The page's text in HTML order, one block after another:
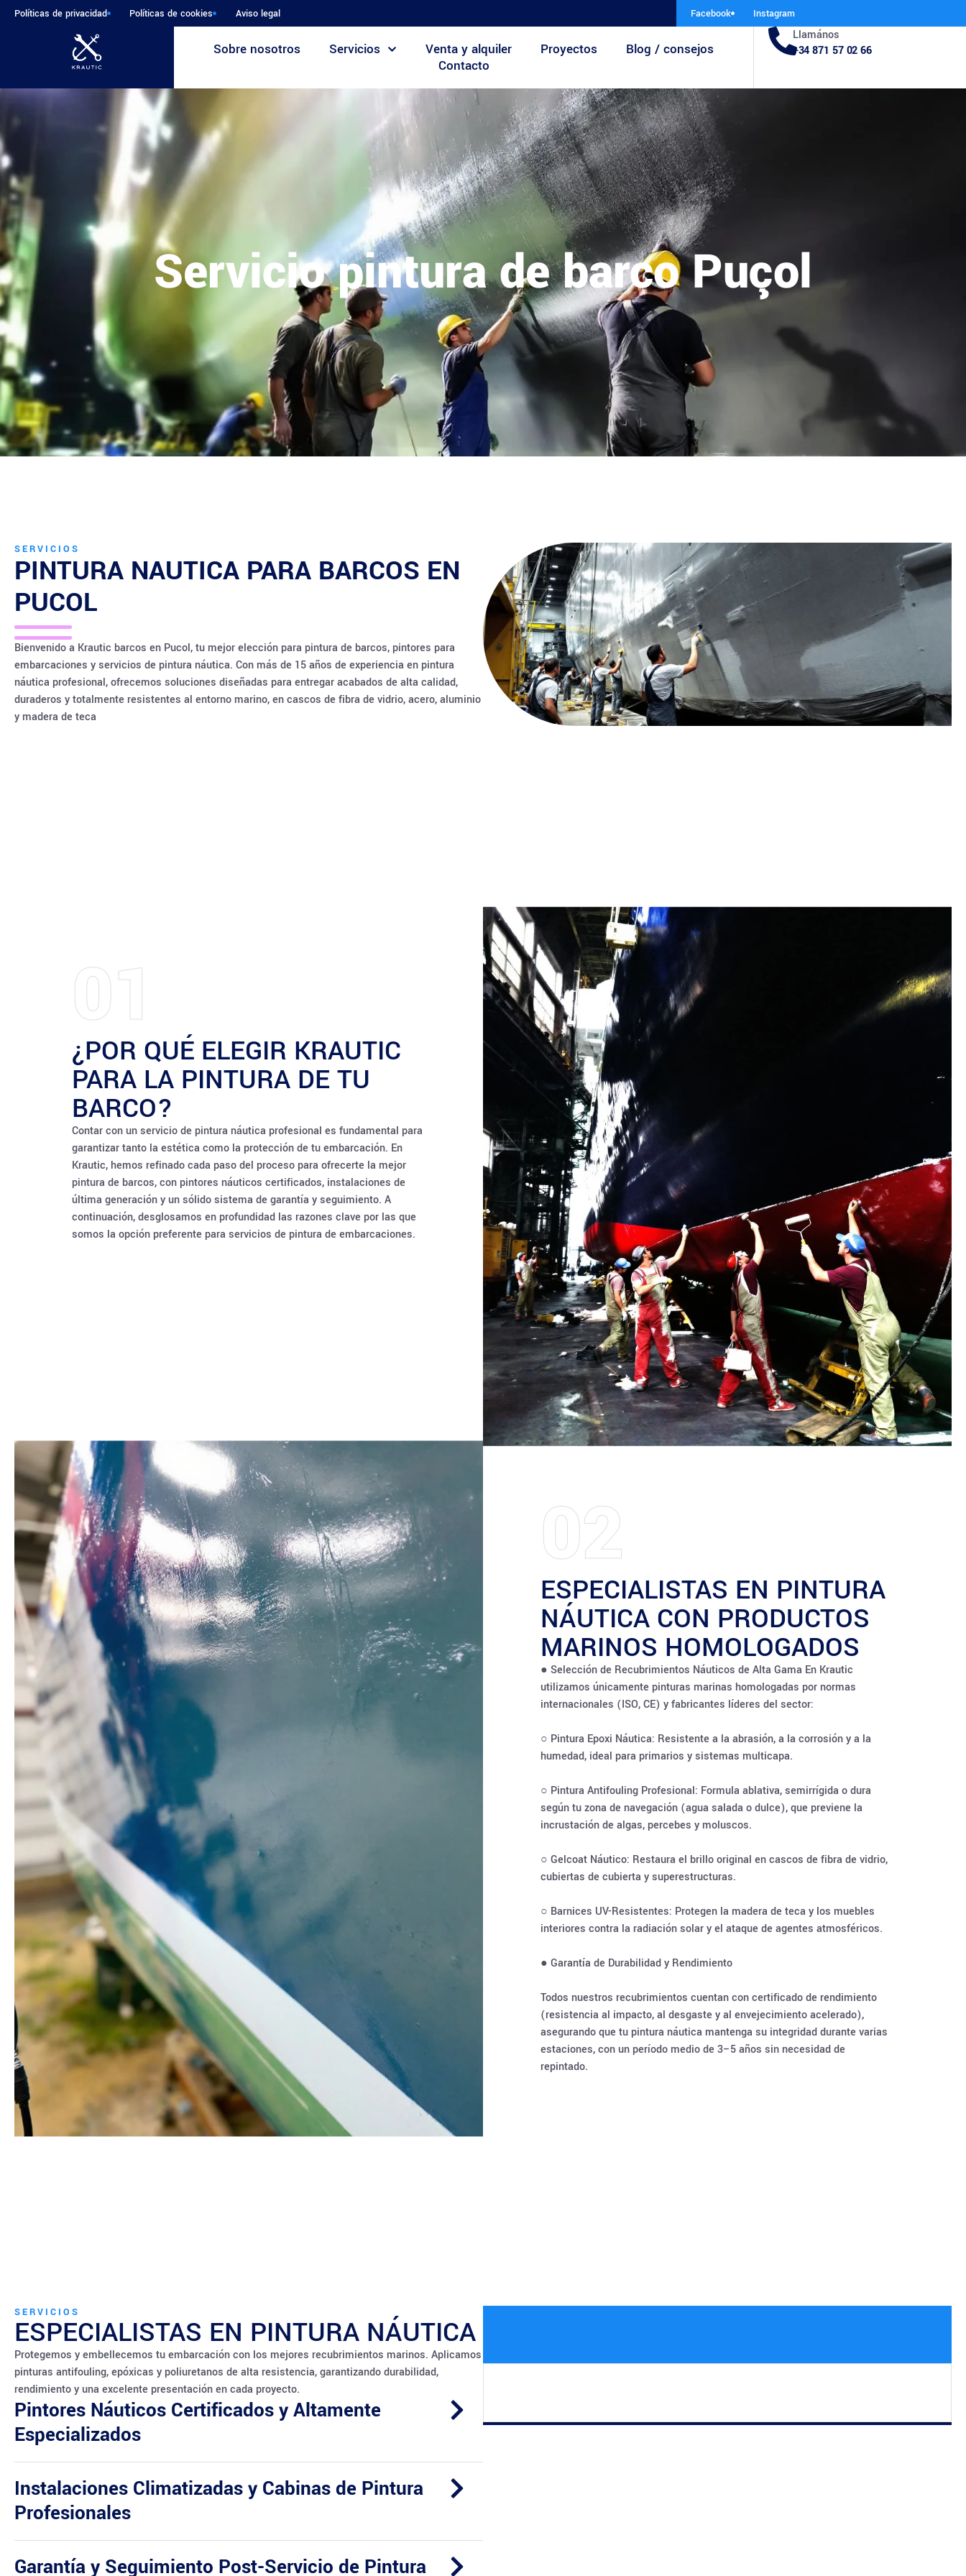
Políticas de privacidad Políticas de cookies Aviso legal Facebook Instagram
Sobre nosotros Servicios Venta y alquiler Proyectos
Blog / consejos
Contacto
Llamános
+34 871 57 02 66
Servicio pintura de barco Puçol
SERVICIOS
PINTURA NAUTICA PARA BARCOS EN
PUCOL
Bienvenido a Krautic barcos en Pucol, tu mejor elección para pintura de barcos, pintores para
embarcaciones y servicios de pintura náutica. Con más de 15 años de experiencia en pintura
náutica profesional, ofrecemos soluciones diseñadas para entregar acabados de alta calidad,
duraderos y totalmente resistentes al entorno marino, en cascos de fibra de vidrio, acero, aluminio
y madera de teca
01
¿POR QUÉ ELEGIR KRAUTIC
PARA LA PINTURA DE TU
BARCO?
Contar con un servicio de pintura náutica profesional es fundamental para
garantizar tanto la estética como la protección de tu embarcación. En
Krautic, hemos refinado cada paso del proceso para ofrecerte la mejor
pintura de barcos, con pintores náuticos certificados, instalaciones de
última generación y un sólido sistema de garantía y seguimiento. A
continuación, desglosamos en profundidad las razones clave por las que
somos la opción preferente para servicios de pintura de embarcaciones.
02
ESPECIALISTAS EN PINTURA
NÁUTICA CON PRODUCTOS
MARINOS HOMOLOGADOS
● Selección de Recubrimientos Náuticos de Alta Gama En Krautic
utilizamos únicamente pinturas marinas homologadas por normas
internacionales (ISO, CE) y fabricantes líderes del sector:
○ Pintura Epoxi Náutica: Resistente a la abrasión, a la corrosión y a la
humedad, ideal para primarios y sistemas multicapa.
○ Pintura Antifouling Profesional: Formula ablativa, semirrígida o dura
según tu zona de navegación (agua salada o dulce), que previene la
incrustación de algas, percebes y moluscos.
○ Gelcoat Náutico: Restaura el brillo original en cascos de fibra de vidrio,
cubiertas de cubierta y superestructuras.
○ Barnices UV-Resistentes: Protegen la madera de teca y los muebles
interiores contra la radiación solar y el ataque de agentes atmosféricos.
● Garantía de Durabilidad y Rendimiento
Todos nuestros recubrimientos cuentan con certificado de rendimiento
(resistencia al impacto, al desgaste y al envejecimiento acelerado),
asegurando que tu pintura náutica mantenga su integridad durante varias
estaciones, con un período medio de 3–5 años sin necesidad de
repintado.
SERVICIOS
ESPECIALISTAS EN PINTURA NÁUTICA
Protegemos y embellecemos tu embarcación con los mejores recubrimientos marinos. Aplicamos
pinturas antifouling, epóxicas y poliuretanos de alta resistencia, garantizando durabilidad,
rendimiento y una excelente presentación en cada proyecto.
Pintores Náuticos Certificados y Altamente
Especializados
Instalaciones Climatizadas y Cabinas de Pintura
Profesionales
Garantía y Seguimiento Post-Servicio de Pintura